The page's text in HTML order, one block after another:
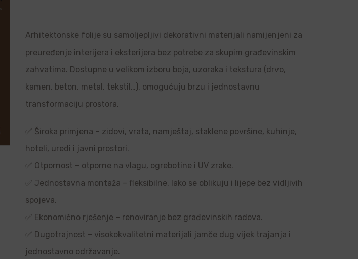
Arhitektonske folije su samoljepljivi dekorativni materijali namijenjeni za
preuređenje interijera i eksterijera bez potrebe za skupim građevinskim
zahvatima. Dostupne u velikom izboru boja, uzoraka i tekstura (drvo,
kamen, beton, metal, tekstil…), omogućuju brzu i jednostavnu
transformaciju prostora.
✅ Široka primjena – zidovi, vrata, namještaj, staklene površine, kuhinje,
hoteli, uredi i javni prostori.
✅ Otpornost – otporne na vlagu, ogrebotine i UV zrake.
✅ Jednostavna montaža – fleksibilne, lako se oblikuju i lijepe bez vidljivih
spojeva.
✅ Ekonomično rješenje – renoviranje bez građevinskih radova.
✅ Dugotrajnost – visokokvalitetni materijali jamče dug vijek trajanja i
jednostavno održavanje.